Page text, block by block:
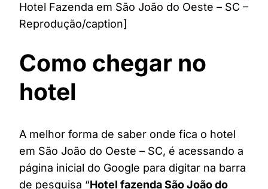
Hotel Fazenda em São João do Oeste – SC –
Reprodução/caption]
Como chegar no
hotel
A melhor forma de saber onde fica o hotel
em São João do Oeste – SC, é acessando a
página inicial do Google para digitar na barra
de pesquisa “Hotel fazenda São João do